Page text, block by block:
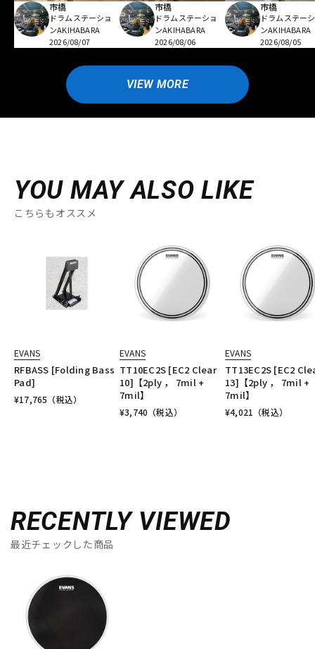
市橋
ドラムステーショ
ンAKIHABARA
2026/08/07
市橋
ドラムステーショ
ンAKIHABARA
2026/08/06
市橋
ドラムステー
ンAKIHABARA
2026/08/05
VIEW MORE
YOU MAY ALSO LIKE
こちらもオススメ
EVANS
RFBASS [Folding Bass
Pad]
¥17,765 （税込）
EVANS
TT10EC2S [EC2 Clear
10]【2ply ， 7mil +
7mil】
¥3,740 （税込）
EVANS
TT13EC2S [EC2
13]【2ply ， 7mil +
7mil】
¥4,021 （税込）
RECENTLY VIEWED
最近チェックした商品